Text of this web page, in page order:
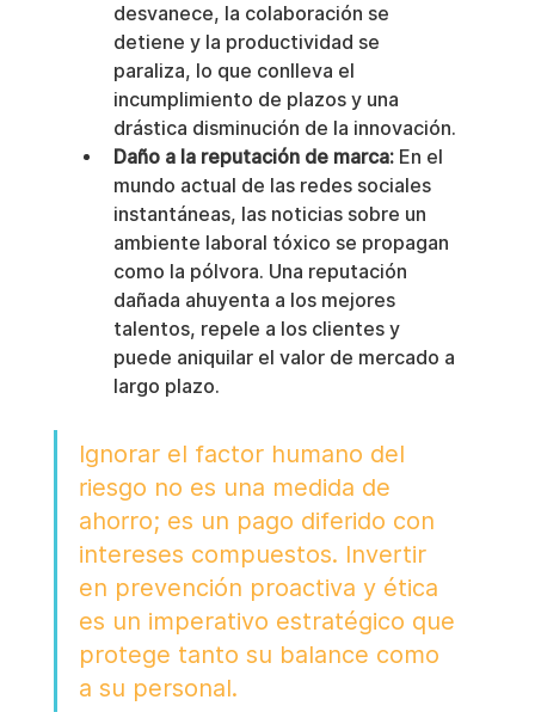
desvanece, la colaboración se
detiene y la productividad se
paraliza, lo que conlleva el
incumplimiento de plazos y una
drástica disminución de la innovación.
Daño a la reputación de marca: En el
mundo actual de las redes sociales
instantáneas, las noticias sobre un
ambiente laboral tóxico se propagan
como la pólvora. Una reputación
dañada ahuyenta a los mejores
talentos, repele a los clientes y
puede aniquilar el valor de mercado a
largo plazo.
Ignorar el factor humano del
riesgo no es una medida de
ahorro; es un pago diferido con
intereses compuestos. Invertir
en prevención proactiva y ética
es un imperativo estratégico que
protege tanto su balance como
a su personal.